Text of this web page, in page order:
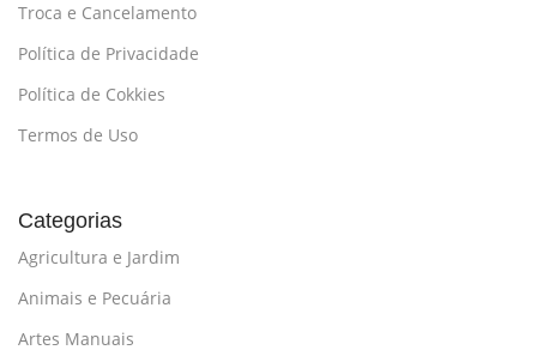
Troca e Cancelamento
Política de Privacidade
Política de Cokkies
Termos de Uso
Categorias
Agricultura e Jardim
Animais e Pecuária
Artes Manuais